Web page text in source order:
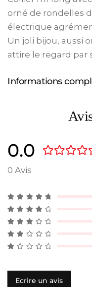
orné de rondelles
électrique
Un joli bijou, aussi
attire le regard par
Informations
0.0
0 Avis
Ecrire un avis